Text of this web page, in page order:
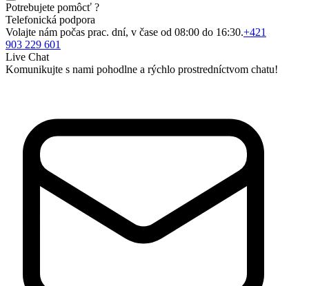
Potrebujete pomôcť ?
Telefonická podpora
Volajte nám počas prac. dní, v čase od 08:00 do 16:30.+421
903 229 601
Live Chat
Komunikujte s nami pohodlne a rýchlo prostredníctvom chatu!